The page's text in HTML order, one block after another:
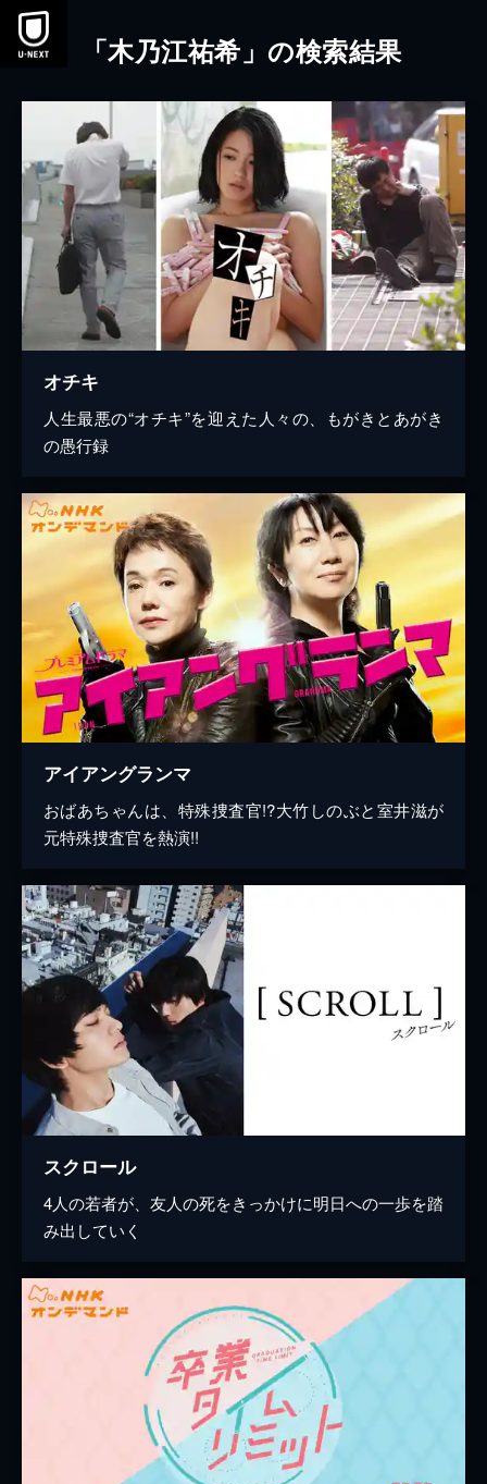
本文へスキップ
「木乃江祐希」の検索結果
オチキ
人生最悪の“オチキ”を迎えた人々の、もがきとあがき
の愚行録
アイアングランマ
おばあちゃんは、特殊捜査官!?大竹しのぶと室井滋が
元特殊捜査官を熱演!!
スクロール
4人の若者が、友人の死をきっかけに明日への一歩を踏
み出していく